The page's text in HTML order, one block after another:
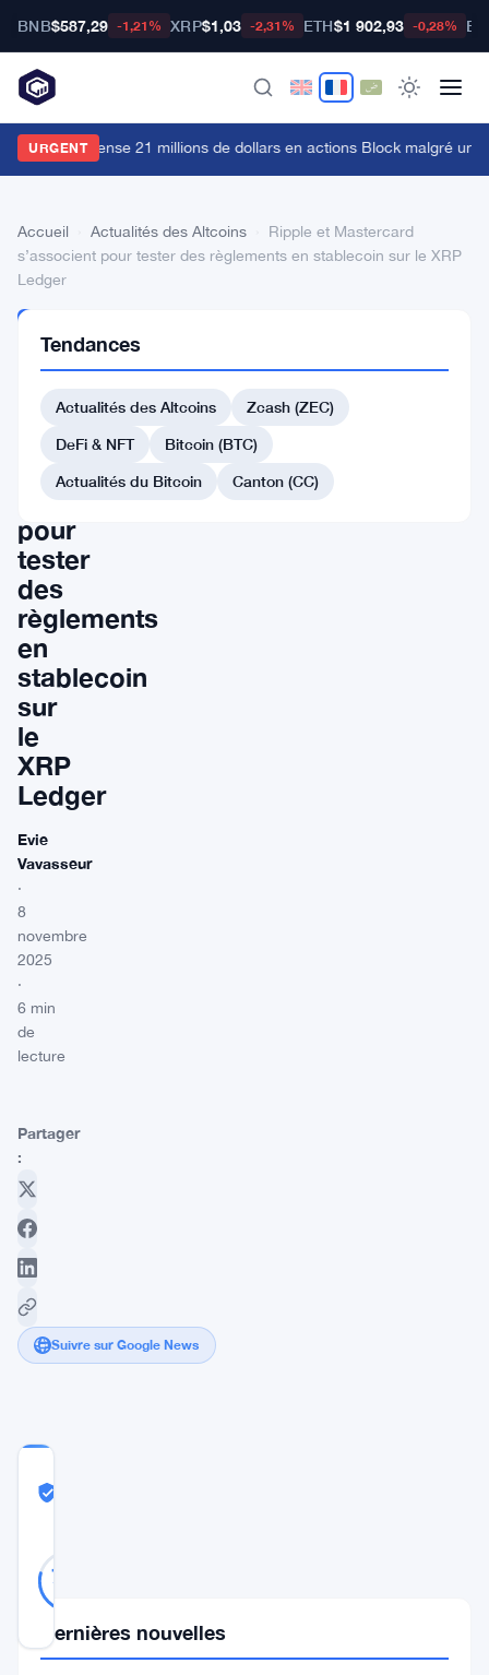
BNB$587,29 -1,21% XRP$1,03 -2,31% ETH$1 902,93 -0,28%
URGENT
Invest dépense 21 millions de dollars en actions Block malgré une
Accueil Actualités des Altcoins
Ripple et Mastercard
s’associent pour tester des règlements en stablecoin sur le XRP
Ledger
DES
ALTCOINS
Ripple
Mastercard
pour
tester
des
règlements
en
stablecoin
sur
le
XRP
Ledger
Evie
Vavasseur
·
8
novembre
2025
·
6 min
de
lecture
Partager
:
Suivre sur Google News
79
Tendances
Actualités des Altcoins
Zcash (ZEC)
DeFi & NFT
Bitcoin (BTC)
Actualités du Bitcoin
Canton (CC)
Dernières nouvelles